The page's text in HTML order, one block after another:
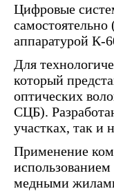
Цифровые
аппаратурой К-
Для
который
оптических
СЦБ).
участках, так и
Применение
использованием
медными жилами